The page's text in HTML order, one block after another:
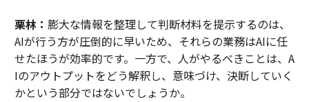
栗林： 膨大な情報を整理して判断材料を提示するのは、
AIが行う方が圧倒的に早いため、それらの業務はAIに任
せたほうが効率的です。一方で、人がやるべきことは、A
Iのアウトプットをどう解釈し、意味づけ、決断していく
かという部分ではないでしょうか。